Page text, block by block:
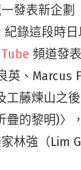
發表新企劃
紀錄這段時
頻道發
英、Marcus
工藤煉山之
疊的黎明)〉
林強（Lim